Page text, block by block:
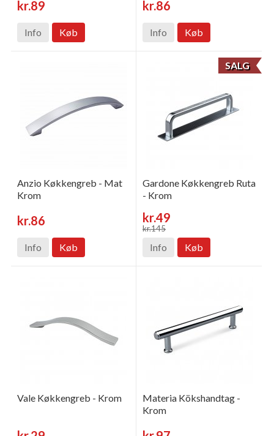
kr.89
Info Køb
kr.86
Info Køb
Anzio Køkkengreb - Mat
Krom
kr.86
Info Køb
SALG
Gardone Køkkengreb Ruta
- Krom
kr.49
kr.145
Info Køb
Vale Køkkengreb - Krom
Materia Kökshandtag -
Krom